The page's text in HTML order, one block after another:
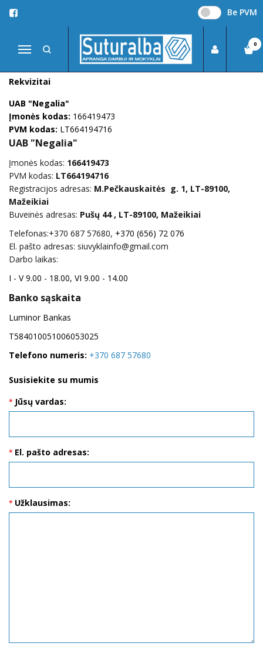
Be PVM
Navigacija
0
SUSISIEKITE SU MUMIS
Susisiekite su mumis
Rekvizitai
UAB "Negalia"
Įmonės kodas: 166419473
PVM kodas: LT664194716
UAB "Negalia"
Įmonės kodas: 166419473
PVM kodas: LT664194716
Registracijos adresas: M.Pečkauskaitės g. 1, LT-89100,
Mažeikiai
Buveinės adresas: Pušų 44 , LT-89100, Mažeikiai
Telefonas:+370 687 57680, +370 (656) 72 076
El. pašto adresas: siuvyklainfo@gmail.com
Darbo laikas:
I - V 9.00 - 18.00, VI 9.00 - 14.00
Banko sąskaita
Luminor Bankas
T584010051006053025
Telefono numeris: +370 687 57680
Susisiekite su mumis
Jūsų vardas:
El. pašto adresas:
Užklausimas: